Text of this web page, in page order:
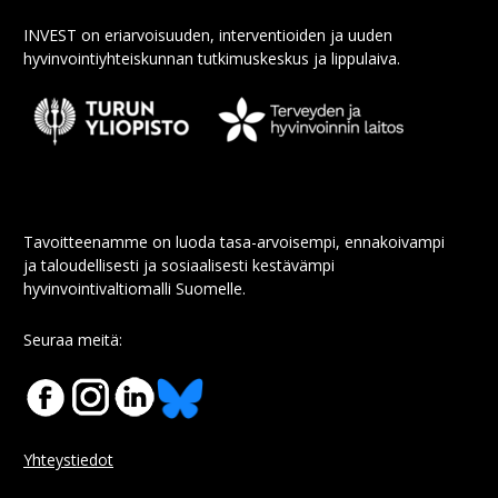
INVEST on eriarvoisuuden, interventioiden ja uuden
hyvinvointiyhteiskunnan tutkimuskeskus ja lippulaiva.
Tavoitteenamme on luoda tasa-arvoisempi, ennakoivampi
ja taloudellisesti ja sosiaalisesti kestävämpi
hyvinvointivaltiomalli Suomelle.
Seuraa meitä:
Yhteystiedot